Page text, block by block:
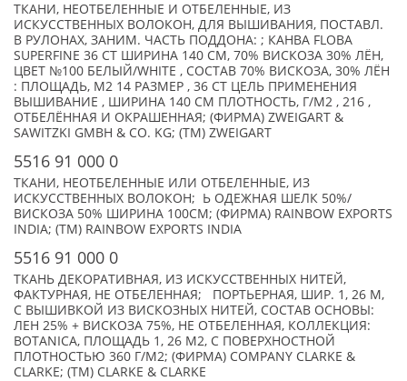
ТКАНИ, НЕОТБЕЛЕННЫЕ И ОТБЕЛЕННЫЕ, ИЗ
ИСКУССТВЕННЫХ ВОЛОКОН, ДЛЯ ВЫШИВАНИЯ, ПОСТАВЛ.
В РУЛОНАХ, ЗАНИМ. ЧАСТЬ ПОДДОНА: ; КАНВА FLOBA
SUPERFINE 36 СT ШИРИНА 140 СМ, 70% ВИСКОЗА 30% ЛЁН,
ЦВЕТ №100 БЕЛЫЙ/WHITE , СОСТАВ 70% ВИСКОЗА, 30% ЛЁН
: ПЛОЩАДЬ, М2 14 РАЗМЕР , 36 CT ЦЕЛЬ ПРИМЕНЕНИЯ
ВЫШИВАНИЕ , ШИРИНА 140 CМ ПЛОТНОСТЬ, Г/М2 , 216 ,
ОТБЕЛЁННАЯ И ОКРАШЕННАЯ; (ФИРМА) ZWEIGART &
SAWITZKI GMBH & CO. KG; (TM) ZWEIGART
5516 91 000 0
ТКАНИ, НЕОТБЕЛЕННЫЕ ИЛИ ОТБЕЛЕННЫЕ, ИЗ
ИСКУССТВЕННЫХ ВОЛОКОН; Ь ОДЕЖНАЯ ШЕЛК 50%/
ВИСКОЗА 50% ШИРИНА 100СМ; (ФИРМА) RAINBOW EXPORTS
INDIA; (TM) RAINBOW EXPORTS INDIA
5516 91 000 0
ТКАНЬ ДЕКОРАТИВНАЯ, ИЗ ИСКУССТВЕННЫХ НИТЕЙ,
ФАКТУРНАЯ, НЕ ОТБЕЛЕННАЯ; ПОРТЬЕРНАЯ, ШИР. 1, 26 М,
С ВЫШИВКОЙ ИЗ ВИСКОЗНЫХ НИТЕЙ, СОСТАВ ОСНОВЫ:
ЛЕН 25% + ВИСКОЗА 75%, НЕ ОТБЕЛЕННАЯ, КОЛЛЕКЦИЯ:
BOTANICA, ПЛОЩАДЬ 1, 26 М2, С ПОВЕРХНОСТНОЙ
ПЛОТНОСТЬЮ 360 Г/М2; (ФИРМА) COMPANY CLARKE &
CLARKE; (TM) CLARKE & CLARKE